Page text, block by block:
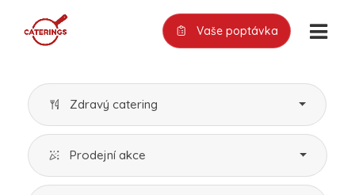
Vaše poptávka
Zdravý catering
Prodejní akce